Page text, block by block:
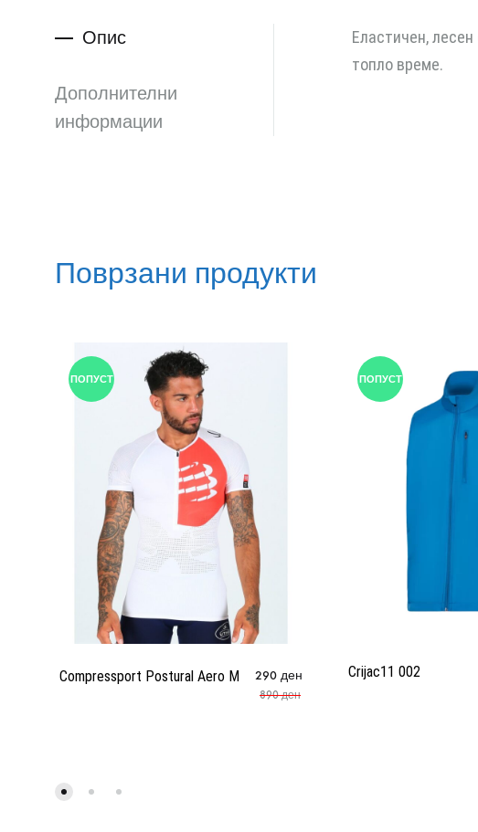
Опис
Дополнителни
информации
Еластичен,
топло време.
Поврзани продукти
ПОПУСТ
Compressport Postural Aero M 290 ден
890ден
ПОПУСТ
Crijac11 002